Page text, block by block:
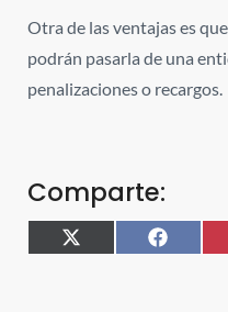
Otra de las ventajas es
podrán pasarla de una
penalizaciones o recargos.
Comparte:
X